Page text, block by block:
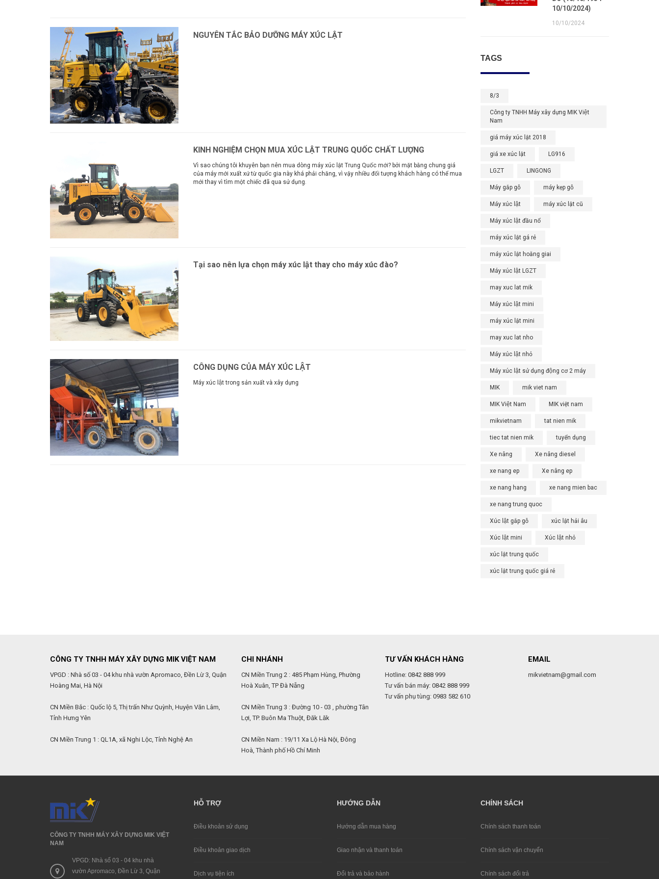
NGUYÊN TẮC BẢO DƯỠNG MÁY XÚC LẬT
KINH NGHIỆM CHỌN MUA XÚC LẬT TRUNG QUỐC CHẤT LƯỢNG
Vì sao chúng tôi khuyên bạn nên mua dòng máy xúc lật Trung Quốc mới? bởi mặt bằng chung giá
của máy mới xuất xứ từ quốc gia này khá phải chăng, vì vậy nhiều đối tượng khách hàng có thể mua
mới thay vì tìm một chiếc đã qua sử dụng.
Tại sao nên lựa chọn máy xúc lật thay cho máy xúc đào?
CÔNG DỤNG CỦA MÁY XÚC LẬT
Máy xúc lật trong sản xuất và xây dựng
10/10/2024)
10/10/2024
TAGS
8/3
Công ty TNHH Máy xây dựng MIK Việt
Nam
giá máy xúc lật 2018
giá xe xúc lật LG916
LGZT LINGONG
Máy gắp gỗ máy kẹp gỗ
Máy xúc lật máy xúc lật cũ
Máy xúc lật đầu nổ
máy xúc lật gá rẻ
máy xúc lật hoằng giai
Máy xúc lật LGZT
may xuc lat mik
Máy xúc lật mini
máy xúc lật mini
may xuc lat nho
Máy xúc lật nhỏ
Máy xúc lật sử dụng động cơ 2 máy
MIK mik viet nam
MIK Việt Nam MIK việt nam
mikvietnam tat nien mik
tiec tat nien mik tuyển dụng
Xe nâng Xe nâng diesel
xe nang ep Xe nâng ep
xe nang hang xe nang mien bac
xe nang trung quoc
Xúc lật gắp gỗ xúc lật hải âu
Xúc lật mini Xúc lật nhỏ
xúc lật trung quốc
xúc lật trung quốc giá rẻ
CÔNG TY TNHH MÁY XÂY DỰNG MIK VIỆT NAM
VPGD : Nhà số 03 - 04 khu nhà vườn Apromaco, Đền Lừ 3, Quận
Hoàng Mai, Hà Nội
CN Miền Bắc : Quốc lộ 5, Thị trấn Như Quỳnh, Huyện Văn Lâm,
Tỉnh Hưng Yên
CN Miền Trung 1 : QL1A, xã Nghi Lộc, Tỉnh Nghệ An
CHI NHÁNH
CN Miền Trung 2 : 485 Phạm Hùng, Phường
Hoà Xuân, TP Đà Nẵng
CN Miền Trung 3 : Đường 10 - 03 , phường Tân
Lợi, TP. Buôn Ma Thuột, Đăk Lăk
CN Miền Nam : 19/11 Xa Lộ Hà Nội, Đông
Hoà, Thành phố Hồ Chí Minh
TƯ VẤN KHÁCH HÀNG
Hotline: 0842 888 999
Tư vấn bán máy: 0842 888 999
Tư vấn phụ tùng: 0983 582 610
EMAIL
mikvietnam@gmail.com
CÔNG TY TNHH MÁY XÂY DỰNG MIK VIỆT
NAM
VPGD: Nhà số 03 - 04 khu nhà
vườn Apromaco, Đền Lừ 3, Quận
HỖ TRỢ
Điều khoản sử dụng
Điều khoản giao dịch
Dịch vụ tiện ích
HƯỚNG DẪN
Hướng dẫn mua hàng
Giao nhận và thanh toán
Đổi trả và bảo hành
CHÍNH SÁCH
Chính sách thanh toán
Chính sách vận chuyển
Chính sách đổi trả